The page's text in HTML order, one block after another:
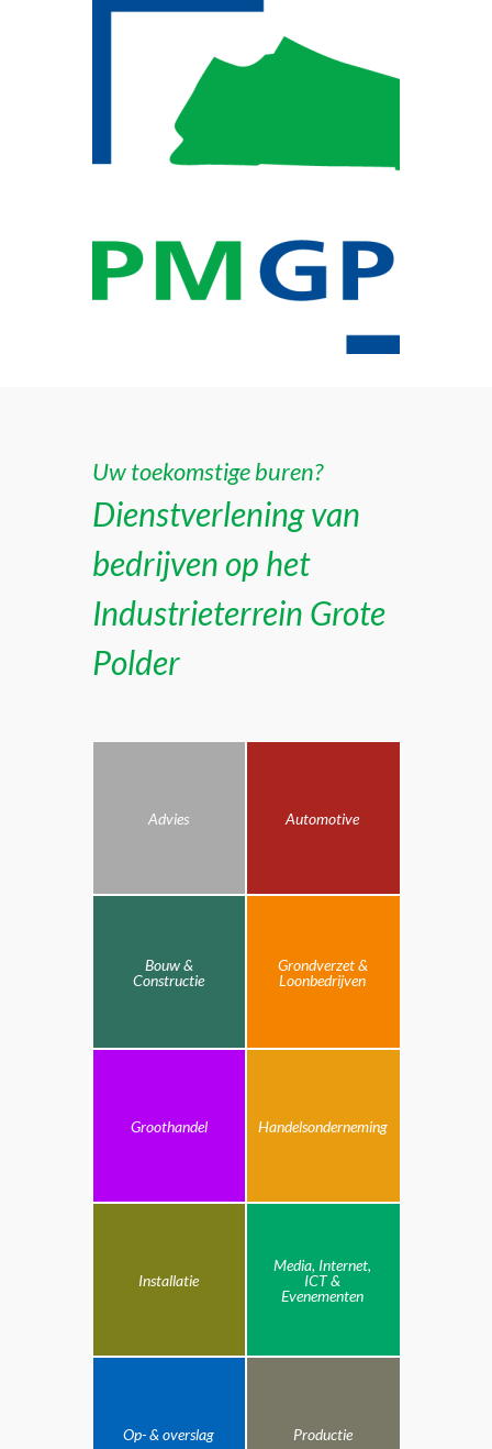
Uw toekomstige buren?
Dienstverlening van
bedrijven op het
Industrieterrein Grote
Polder
Advies Automotive
Bouw &
Constructie
Grondverzet &
Loonbedrijven
Groothandel Handelsonderneming
Installatie
Media, Internet,
ICT &
Evenementen
Op- & overslag Productie